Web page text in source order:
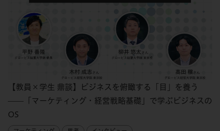
【教員×学生 鼎談】ビジネスを俯瞰する「目」を養う
——「マーケティング・経営戦略基礎」で学ぶビジネスの
OS